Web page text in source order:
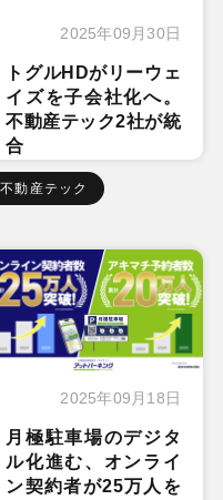
2025年09月30日
トグルHDがリーウェ
イズを子会社化へ。
不動産テック2社が統
合
不動産テック
2025年09月18日
月極駐車場のデジタ
ル化進む、オンライ
ン契約者が25万人を